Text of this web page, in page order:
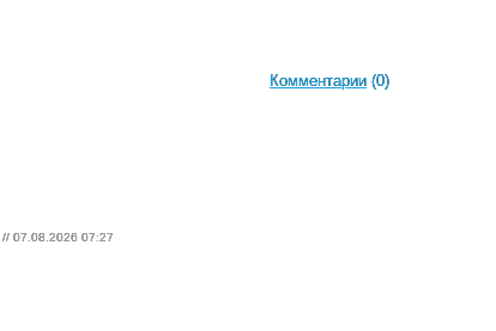
Комментарии (0)
// 07.08.2026 07:27